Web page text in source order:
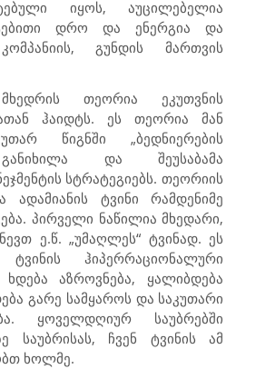
იყოს, აუცილებელია
დრო და ენერგია და
გუნდის მართვის
თეორია ეკუთვნის
ჰაიდტს. ეს თეორია მან
წიგნში „ბედნიერების
განიხილა და შეუსაბამა
სტრატეგიებს. თეორიის
ადამიანის ტვინი რამდენიმე
პირველი ნაწილია მხედარი,
ე.წ. „უმაღლეს“ ტვინად. ეს
ჰიპერრაციონალური
აზროვნება, ყალიბდება
გარე სამყაროს და საკუთარი
ყოველდღიურ საუბრებში
საუბრისას, ჩვენ ტვინის ამ
ხოლმე.